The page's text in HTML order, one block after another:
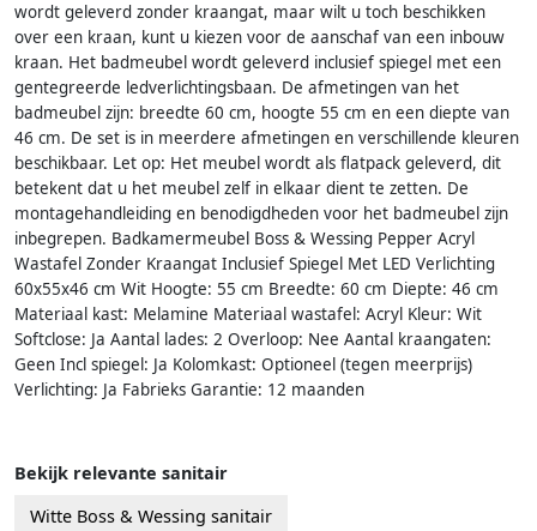
wordt geleverd zonder kraangat, maar wilt u toch beschikken
over een kraan, kunt u kiezen voor de aanschaf van een inbouw
kraan. Het badmeubel wordt geleverd inclusief spiegel met een
gentegreerde ledverlichtingsbaan. De afmetingen van het
badmeubel zijn: breedte 60 cm, hoogte 55 cm en een diepte van
46 cm. De set is in meerdere afmetingen en verschillende kleuren
beschikbaar. Let op: Het meubel wordt als flatpack geleverd, dit
betekent dat u het meubel zelf in elkaar dient te zetten. De
montagehandleiding en benodigdheden voor het badmeubel zijn
inbegrepen. Badkamermeubel Boss & Wessing Pepper Acryl
Wastafel Zonder Kraangat Inclusief Spiegel Met LED Verlichting
60x55x46 cm Wit Hoogte: 55 cm Breedte: 60 cm Diepte: 46 cm
Materiaal kast: Melamine Materiaal wastafel: Acryl Kleur: Wit
Softclose: Ja Aantal lades: 2 Overloop: Nee Aantal kraangaten:
Geen Incl spiegel: Ja Kolomkast: Optioneel (tegen meerprijs)
Verlichting: Ja Fabrieks Garantie: 12 maanden
Bekijk relevante sanitair
Witte Boss & Wessing sanitair